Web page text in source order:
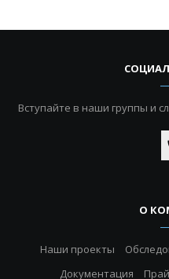
Вступайте в наши группы и
О
Наши проекты
Документация